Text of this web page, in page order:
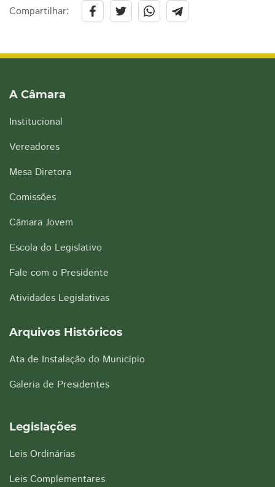
Compartilhar:
A Câmara
Institucional
Vereadores
Mesa Diretora
Comissões
Câmara Jovem
Escola do Legislativo
Fale com o Presidente
Atividades Legislativas
Arquivos Históricos
Ata de Instalação do Município
Galeria de Presidentes
Legislações
Leis Ordinárias
Leis Complementares